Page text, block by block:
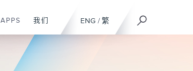
ENG / 繁
APPS 我们